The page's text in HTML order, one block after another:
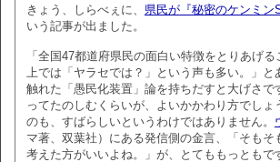
きょう、しらべぇに、 県民が『秘密のケンミ
いう記事が出ました。
「全国47都道府県民の面白い特徴をとりあげ
上では「ヤラセでは？」という声も多い。」と
触れた「愚民化装置」論を持ちだすと大げさ
ってたのしむくらいが、よいかかわり方でし
のも、すばらしいというわけではありません。
マ著、双葉社）にある発信側の金言、「そも
考えた方がいいよね。」が、とてももっとも